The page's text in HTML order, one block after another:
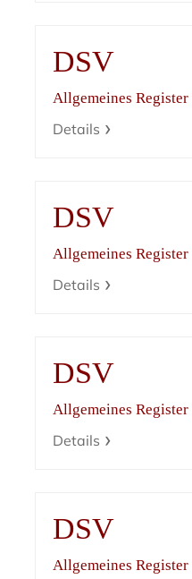
DSV
Allgemeines Register
Details
DSV
Allgemeines Register
Details
DSV
Allgemeines Register
Details
DSV
Allgemeines Register